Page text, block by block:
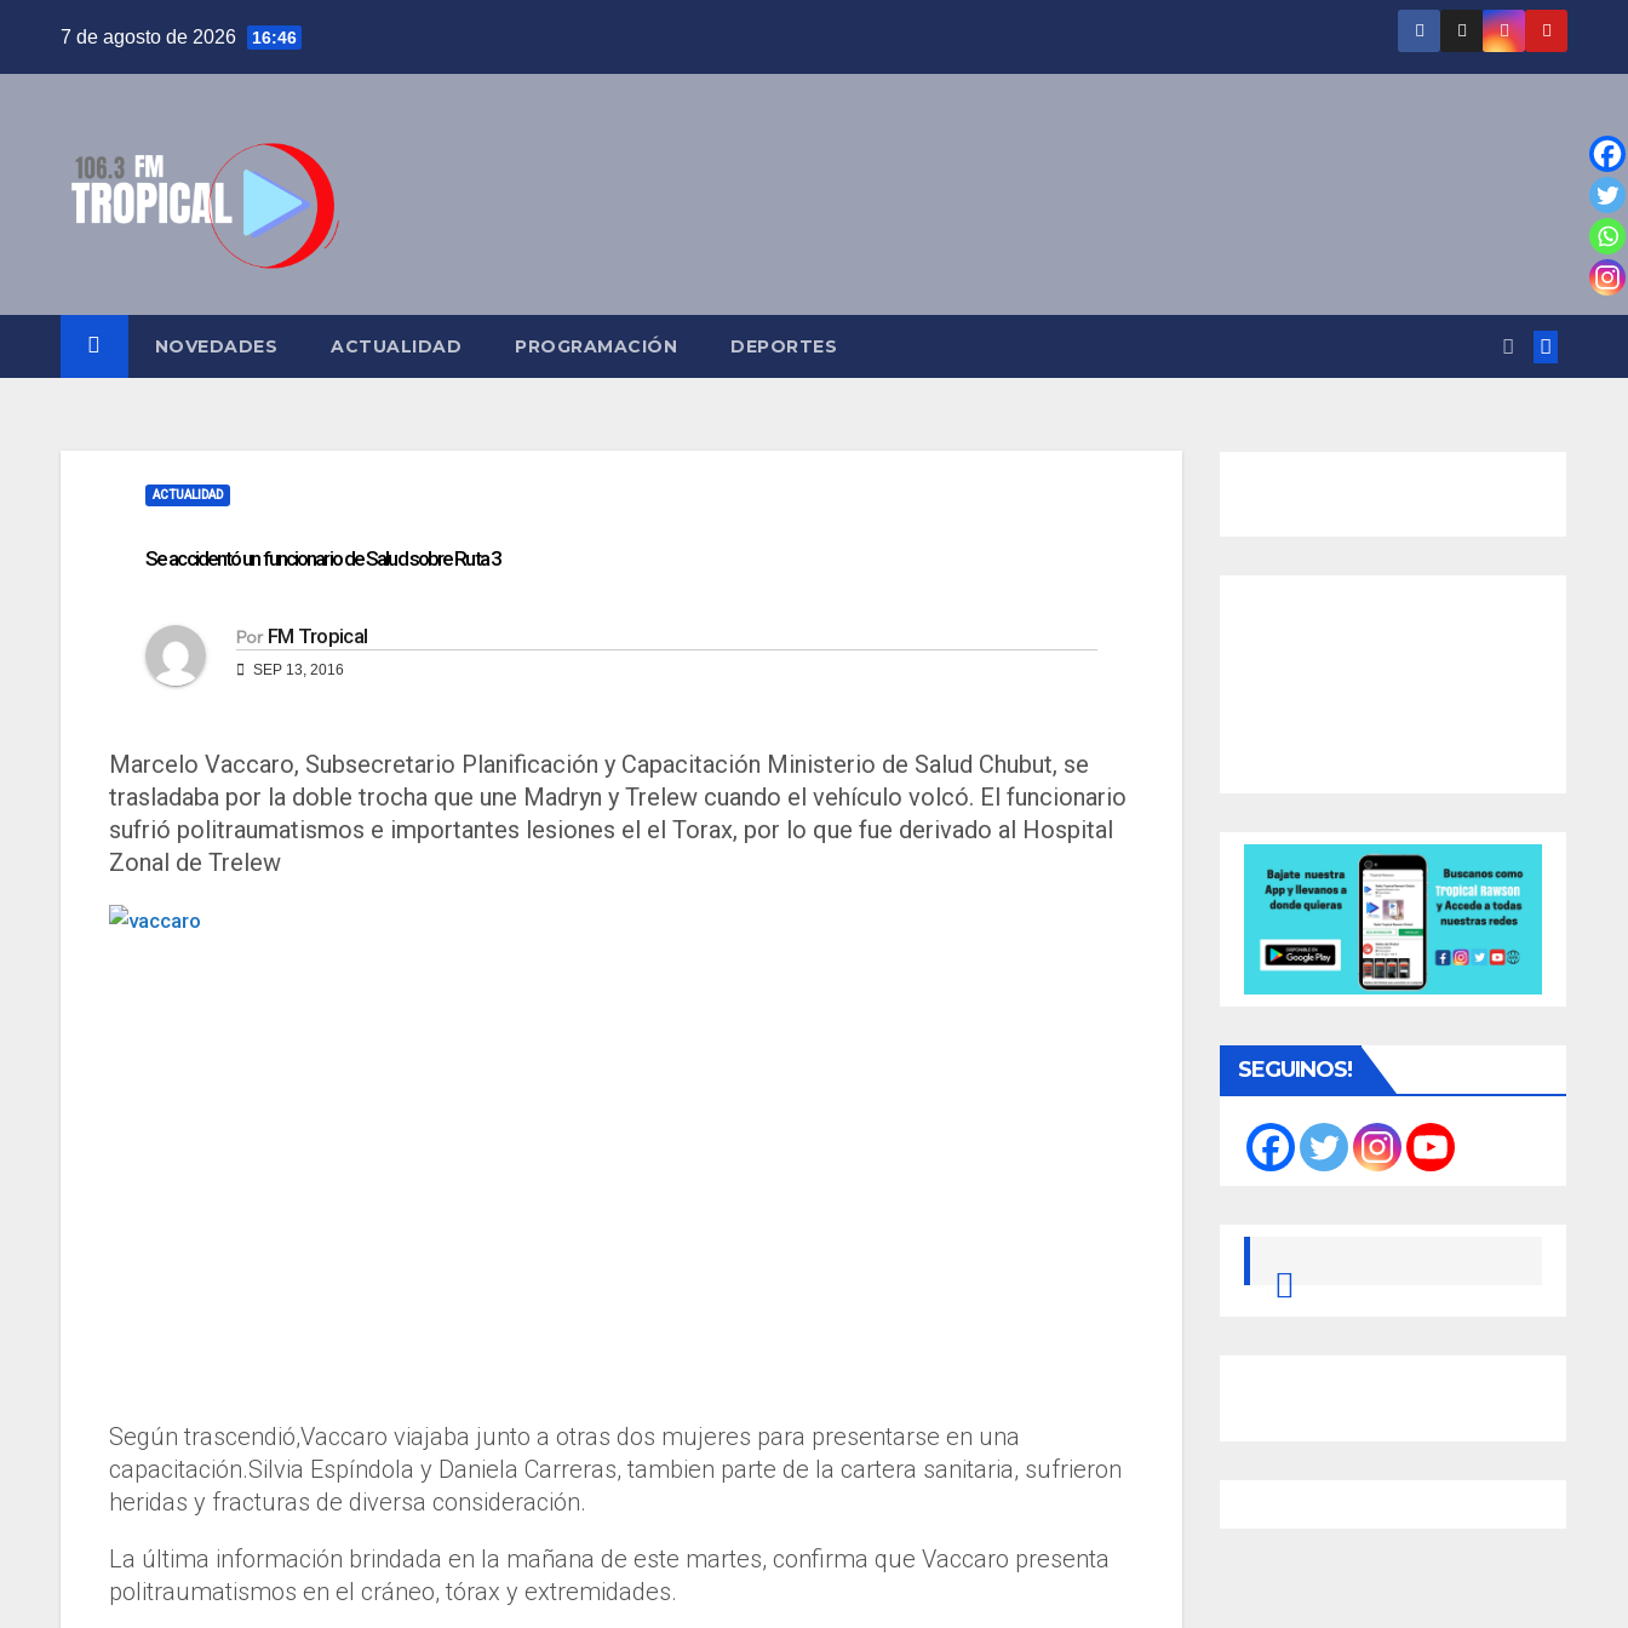
7 de agosto de 2026 16:46
NOVEDADES ACTUALIDAD PROGRAMACIÓN DEPORTES
ACTUALIDAD
Se accidentó un funcionario de Salud sobre Ruta 3
Por FM Tropical
SEP 13, 2016
Marcelo Vaccaro, Subsecretario Planificación y Capacitación Ministerio de Salud Chubut, se
trasladaba por la doble trocha que une Madryn y Trelew cuando el vehículo volcó. El funcionario
sufrió politraumatismos e importantes lesiones el el Torax, por lo que fue derivado al Hospital
Zonal de Trelew
Según trascendió,Vaccaro viajaba junto a otras dos mujeres para presentarse en una
capacitación.Silvia Espíndola y Daniela Carreras, tambien parte de la cartera sanitaria, sufrieron
heridas y fracturas de diversa consideración.
La última información brindada en la mañana de este martes, confirma que Vaccaro presenta
politraumatismos en el cráneo, tórax y extremidades.
SEGUINOS!